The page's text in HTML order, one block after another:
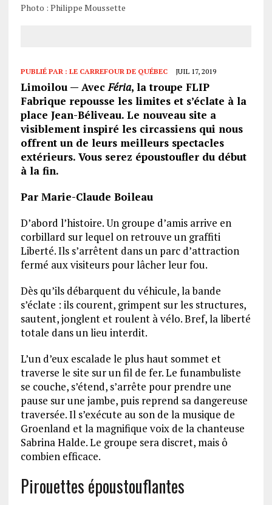
Photo : Philippe Moussette
PUBLIÉ PAR : LE CARREFOUR DE QUÉBEC JUIL 17, 2019
Limoilou — AvecFéria, la troupe FLIP
Fabrique repousse les limites et s’éclate à la
place Jean-Béliveau. Le nouveau site a
visiblement inspiré les circassiens qui nous
offrent un de leurs meilleurs spectacles
extérieurs. Vous serez époustoufler du début
à la fin.
Par Marie-Claude Boileau
D’abord l’histoire. Un groupe d’amis arrive en
corbillard sur lequel on retrouve un graffiti
Liberté. Ils s’arrêtent dans un parc d’attraction
fermé aux visiteurs pour lâcher leur fou.
Dès qu’ils débarquent du véhicule, la bande
s’éclate : ils courent, grimpent sur les structures,
sautent, jonglent et roulent à vélo. Bref, la liberté
totale dans un lieu interdit.
L’un d’eux escalade le plus haut sommet et
traverse le site sur un fil de fer. Le funambuliste
se couche, s’étend, s’arrête pour prendre une
pause sur une jambe, puis reprend sa dangereuse
traversée. Il s’exécute au son de la musique de
Groenland et la magnifique voix de la chanteuse
Sabrina Halde. Le groupe sera discret, mais ô
combien efficace.
Pirouettes époustouflantes